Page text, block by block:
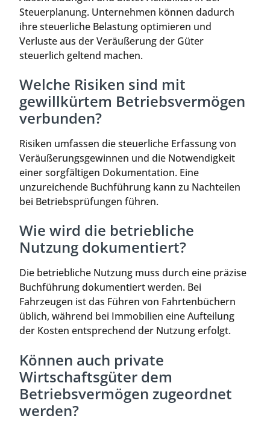
Steuerplanung. Unternehmen können dadurch
ihre steuerliche Belastung optimieren und
Verluste aus der Veräußerung der Güter
steuerlich geltend machen.
Welche Risiken sind mit
gewillkürtem Betriebsvermögen
verbunden?
Risiken umfassen die steuerliche Erfassung von
Veräußerungsgewinnen und die Notwendigkeit
einer sorgfältigen Dokumentation. Eine
unzureichende Buchführung kann zu Nachteilen
bei Betriebsprüfungen führen.
Wie wird die betriebliche
Nutzung dokumentiert?
Die betriebliche Nutzung muss durch eine präzise
Buchführung dokumentiert werden. Bei
Fahrzeugen ist das Führen von Fahrtenbüchern
üblich, während bei Immobilien eine Aufteilung
der Kosten entsprechend der Nutzung erfolgt.
Können auch private
Wirtschaftsgüter dem
Betriebsvermögen zugeordnet
werden?